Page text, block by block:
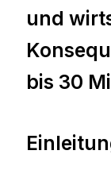
und
bis 30